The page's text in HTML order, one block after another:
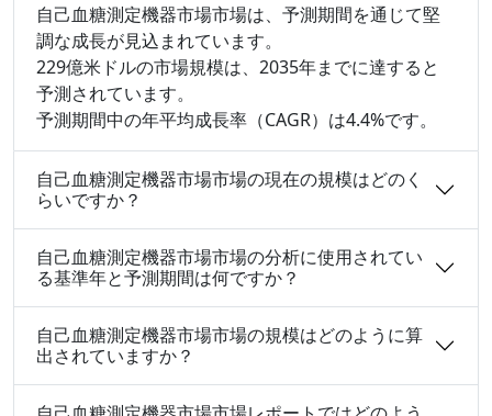
自己血糖測定機器市場市場は、予測期間を通じて堅
調な成長が見込まれています。
229億米ドルの市場規模は、2035年までに達すると
予測されています。
予測期間中の年平均成長率（CAGR）は4.4%です。
自己血糖測定機器市場市場の現在の規模はどのく
らいですか？
自己血糖測定機器市場市場の分析に使用されてい
る基準年と予測期間は何ですか？
自己血糖測定機器市場市場の規模はどのように算
出されていますか？